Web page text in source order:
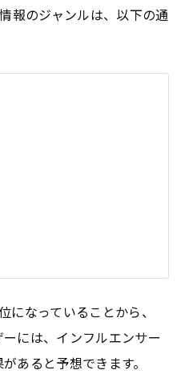
報のジャンルは、以下の通
になっていることから、
には、インフルエンサー
あると予想できます。